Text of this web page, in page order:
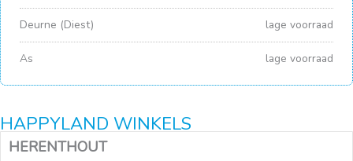
Deurne (Diest) lage voorraad
As lage voorraad
HAPPYLAND WINKELS
HERENTHOUT